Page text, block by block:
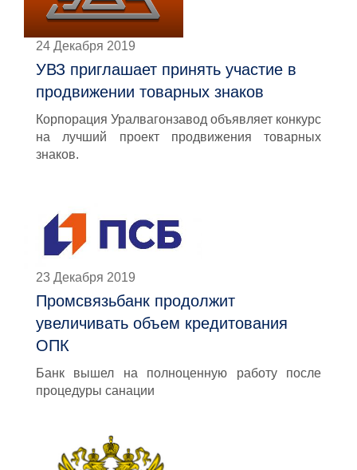
24 Декабря 2019
УВЗ приглашает принять участие в
продвижении товарных знаков
Корпорация Уралвагонзавод объявляет конкурс
на лучший проект продвижения товарных
знаков.
23 Декабря 2019
Промсвязьбанк продолжит
увеличивать объем кредитования
ОПК
Банк вышел на полноценную работу после
процедуры санации